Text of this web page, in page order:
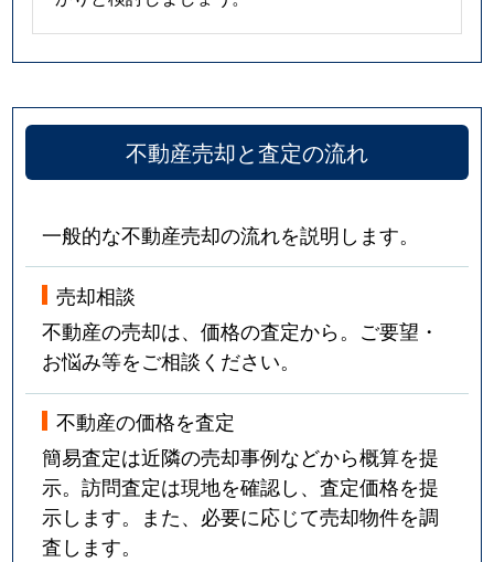
不動産売却と査定の流れ
一般的な不動産売却の流れを説明します。
売却相談
不動産の売却は、価格の査定から。ご要望・
お悩み等をご相談ください。
不動産の価格を査定
簡易査定は近隣の売却事例などから概算を提
示。訪問査定は現地を確認し、査定価格を提
示します。また、必要に応じて売却物件を調
査します。